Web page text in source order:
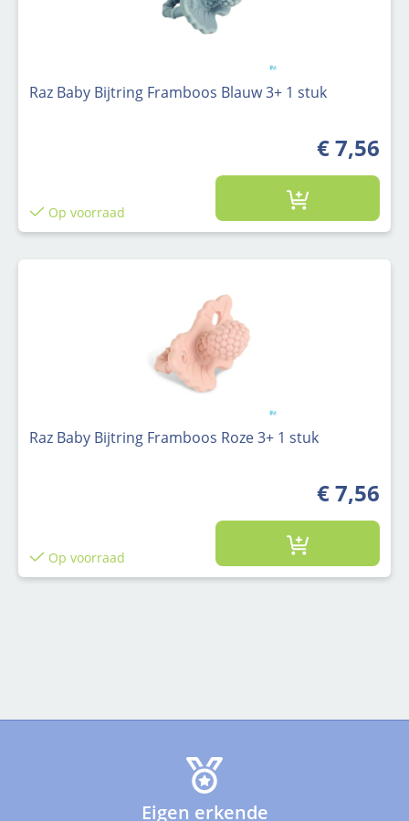
Raz Baby Bijtring Framboos Blauw 3+ 1 stuk
€ 7,56
Op voorraad
Raz Baby Bijtring Framboos Roze 3+ 1 stuk
€ 7,56
Op voorraad
Eigen erkende